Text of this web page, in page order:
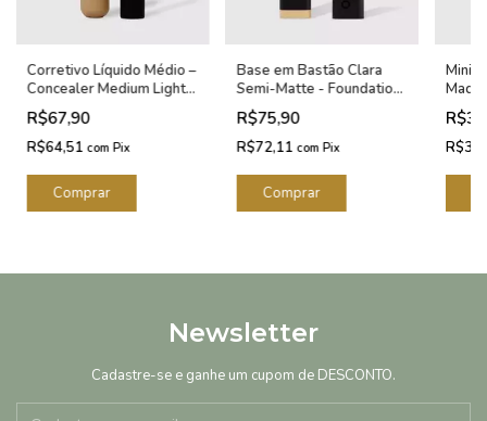
Corretivo Líquido Médio –
Concealer Medium Light
Océane Edition 15g
R$67,90
R$64,51 com Pix
Base em Bastão Clara
Semi-Matte - Foundation
Stick Sand Océane Edition
8g
R$75,90
R$72,11 com Pix
Mini
Newsletter
Cadastre-se e ganhe um cupom de DESCONTO.